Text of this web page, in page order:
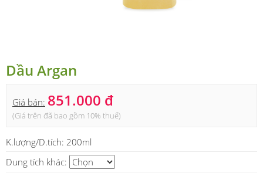
Dầu Argan
Giá bán: 851.000 đ
(Giá trên đã bao gồm 10% thuế)
K.lượng/D.tích: 200ml
Dung tích khác: